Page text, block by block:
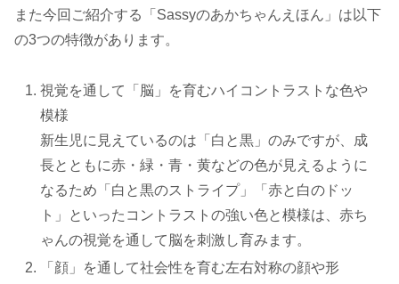
また今回ご紹介する「Sassyのあかちゃんえほん」は以下
の3つの特徴があります。
視覚を通して「脳」を育むハイコントラストな色や
模様
新生児に見えているのは「白と黒」のみですが、成
長とともに赤・緑・青・黄などの色が見えるように
なるため「白と黒のストライプ」「赤と白のドッ
ト」といったコントラストの強い色と模様は、赤ち
ゃんの視覚を通して脳を刺激し育みます。
「顔」を通して社会性を育む左右対称の顔や形